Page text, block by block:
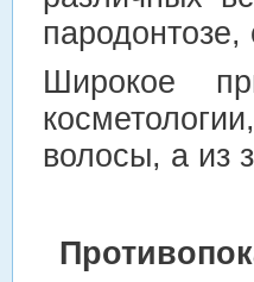
пародонтозе,
Широкое
волосы, а из